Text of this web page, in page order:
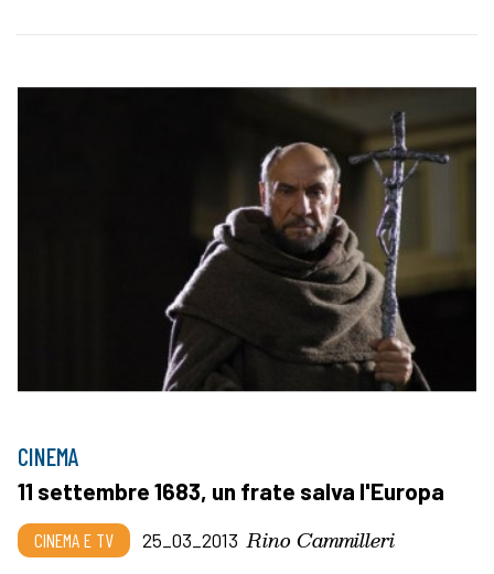
CINEMA
11 settembre 1683, un frate salva l'Europa
CINEMA E TV 25_03_2013 Rino Cammilleri